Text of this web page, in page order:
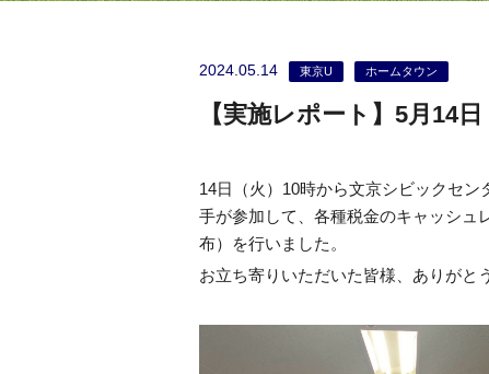
2024.05.14 東京U ホームタウン
【実施レポート】5月14
14日（火）10時から文京シビックセ
手が参加して、各種税金のキャッシュ
布）を行いました。
お立ち寄りいただいた皆様、ありがと